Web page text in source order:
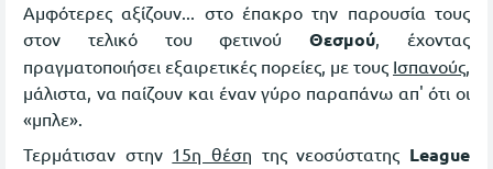
Αμφότερες αξίζουν... στο έπακρο την παρουσία τους
στον τελικό του φετινούΘεσμού, έχοντας
πραγματοποιήσει εξαιρετικές πορείες, με τους Ισπανούς,
μάλιστα, να παίζουν και έναν γύρο παραπάνω απ' ότι οι
«μπλε».
Τερμάτισαν στην 15η θέση της νεοσύστατης League